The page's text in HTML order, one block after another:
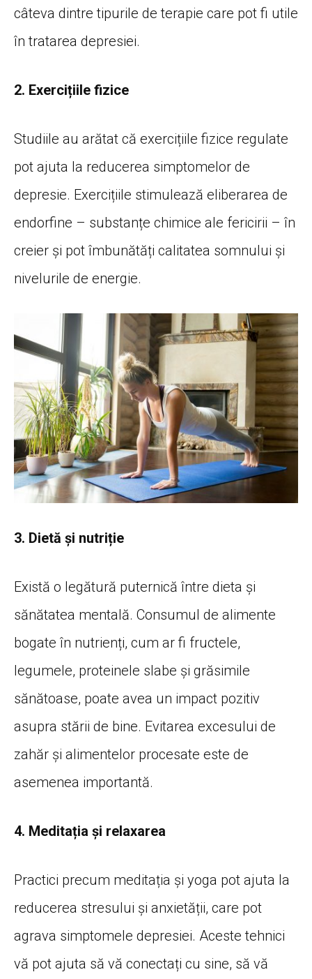
câteva dintre tipurile de terapie care pot fi utile
în tratarea depresiei.
2. Exercițiile fizice
Studiile au arătat că exercițiile fizice regulate
pot ajuta la reducerea simptomelor de
depresie. Exercițiile stimulează eliberarea de
endorfine – substanțe chimice ale fericirii – în
creier și pot îmbunătăți calitatea somnului și
nivelurile de energie.
3. Dietă și nutriție
Există o legătură puternică între dieta și
sănătatea mentală. Consumul de alimente
bogate în nutrienți, cum ar fi fructele,
legumele, proteinele slabe și grăsimile
sănătoase, poate avea un impact pozitiv
asupra stării de bine. Evitarea excesului de
zahăr și alimentelor procesate este de
asemenea importantă.
4. Meditația și relaxarea
Practici precum meditația și yoga pot ajuta la
reducerea stresului și anxietății, care pot
agrava simptomele depresiei. Aceste tehnici
vă pot ajuta să vă conectați cu sine, să vă